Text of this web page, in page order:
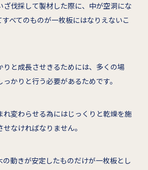
ざ伐採して製材した際に、中が空洞にな
べてのものが一枚板にはなりえないこ
りと成長させきるためには、多くの場
かりと行う必要があるためです。
れ変わらせる為にはじっくりと乾燥を施
なければなりません。
の動きが安定したものだけが一枚板とし